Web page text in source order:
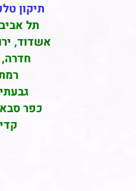
תיקון
תל אביב
אשדוד,
חדרה,
כפר סבא